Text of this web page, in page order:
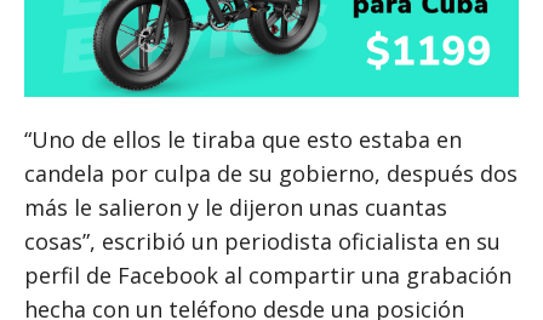
“Uno de ellos le tiraba que esto estaba en
candela por culpa de su gobierno, después dos
más le salieron y le dijeron unas cuantas
cosas”, escribió un periodista oficialista en su
perfil de Facebook al compartir una grabación
hecha con un teléfono desde una posición